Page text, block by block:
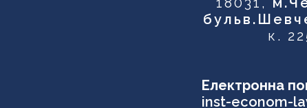
к.
Електронна
inst-econom-